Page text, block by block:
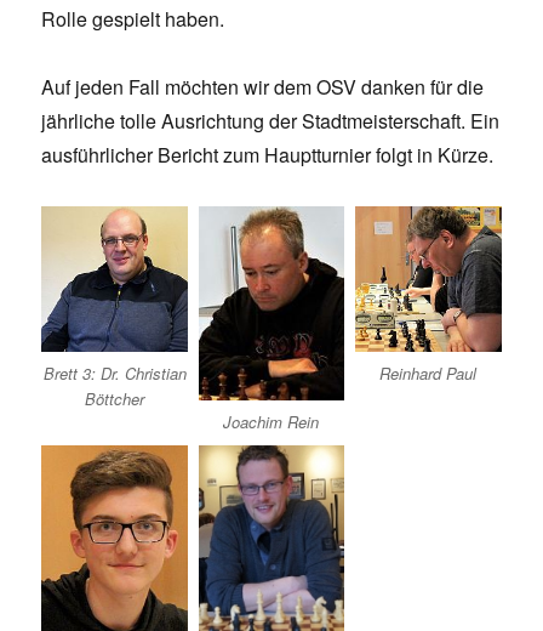
Rolle gespielt haben.
Auf jeden Fall möchten wir dem OSV danken für die
jährliche tolle Ausrichtung der Stadtmeisterschaft. Ein
ausführlicher Bericht zum Hauptturnier folgt in Kürze.
Brett 3: Dr. Christian
Böttcher
Joachim Rein
Reinhard Paul